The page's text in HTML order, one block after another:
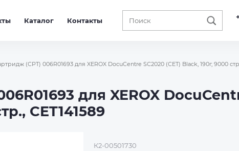
Каталог Контакты
(CPT) 006R01693 для XEROX DocuCentre SC2020 (CET) Black, 190г, 9000
для XEROX
CET141589
К2-00501730